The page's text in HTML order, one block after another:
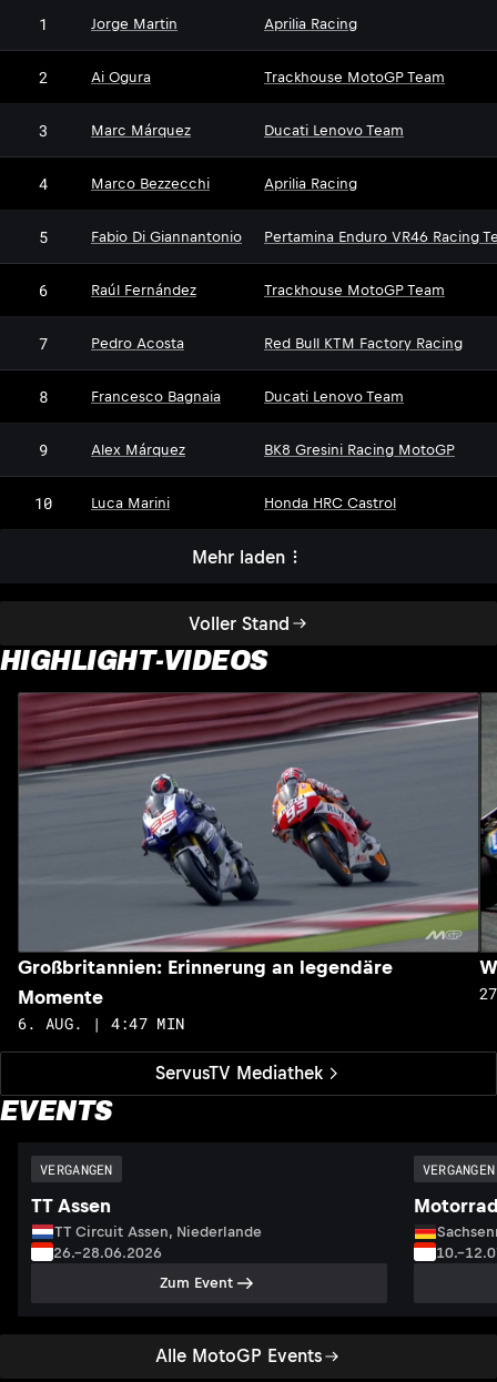
Voller Stand
1 Jorge Martin Aprilia Racing
2 Ai Ogura Trackhouse MotoGP Team
3 Marc Márquez Ducati Lenovo Team
4 Marco Bezzecchi Aprilia Racing
5 Fabio Di Giannantonio Pertamina Enduro VR46 Racing
6 Raúl Fernández Trackhouse MotoGP Team
7 Pedro Acosta Red Bull KTM Factory Racing
8 Francesco Bagnaia Ducati Lenovo Team
9 Alex Márquez BK8 Gresini Racing MotoGP
10 Luca Marini Honda HRC Castrol
Mehr laden
HIGHLIGHT-VIDEOS
ServusTV Mediathek
Großbritannien: Erinnerung an legendäre
Momente
6. AUG. | 4:47 MIN
EVENTS
Alle MotoGP Events
VERGANGEN
TT Assen
TT Circuit Assen, Niederlande
26.–28.06.2026
Zum Event
VERGANGEN